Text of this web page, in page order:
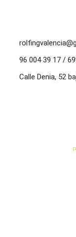
96 004 39 17 /
Calle Denia, 52